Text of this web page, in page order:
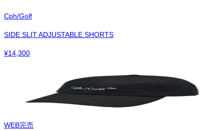
Cph/Golf
SIDE SLIT ADJUSTABLE SHORTS
¥14,300
WEB完売